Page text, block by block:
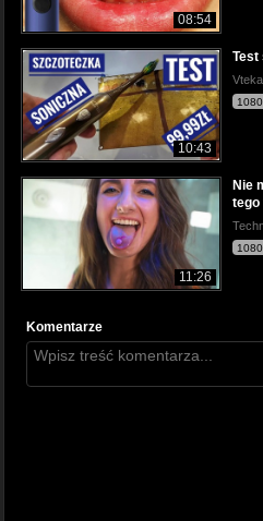
08:54
10:43
Test
Vteka
11:26
Nie
tego
Komentarze